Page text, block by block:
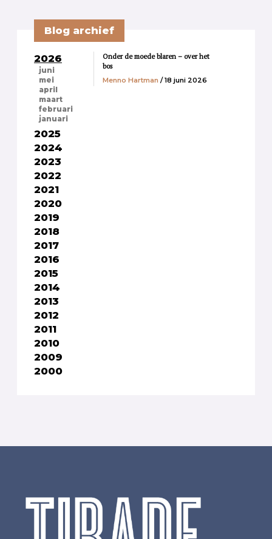
Blog archief
2026
juni
mei
april
maart
februari
januari
2025
2024
2023
2022
2021
2020
2019
2018
2017
2016
2015
2014
2013
2012
2011
2010
2009
2000
Onder de moede blaren – over het
bos
Menno Hartman / 18 juni 2026